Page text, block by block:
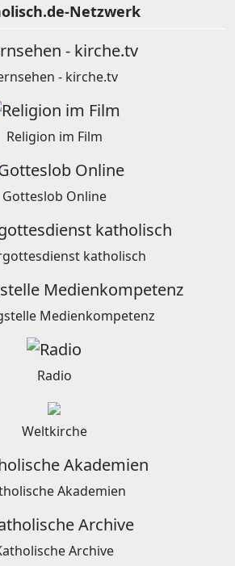
Netzwerk
- kirche.tv
Religion im Film
Gotteslob Online
katholisch
Medienkompetenz
Radio
Weltkirche
Akademien
Archive